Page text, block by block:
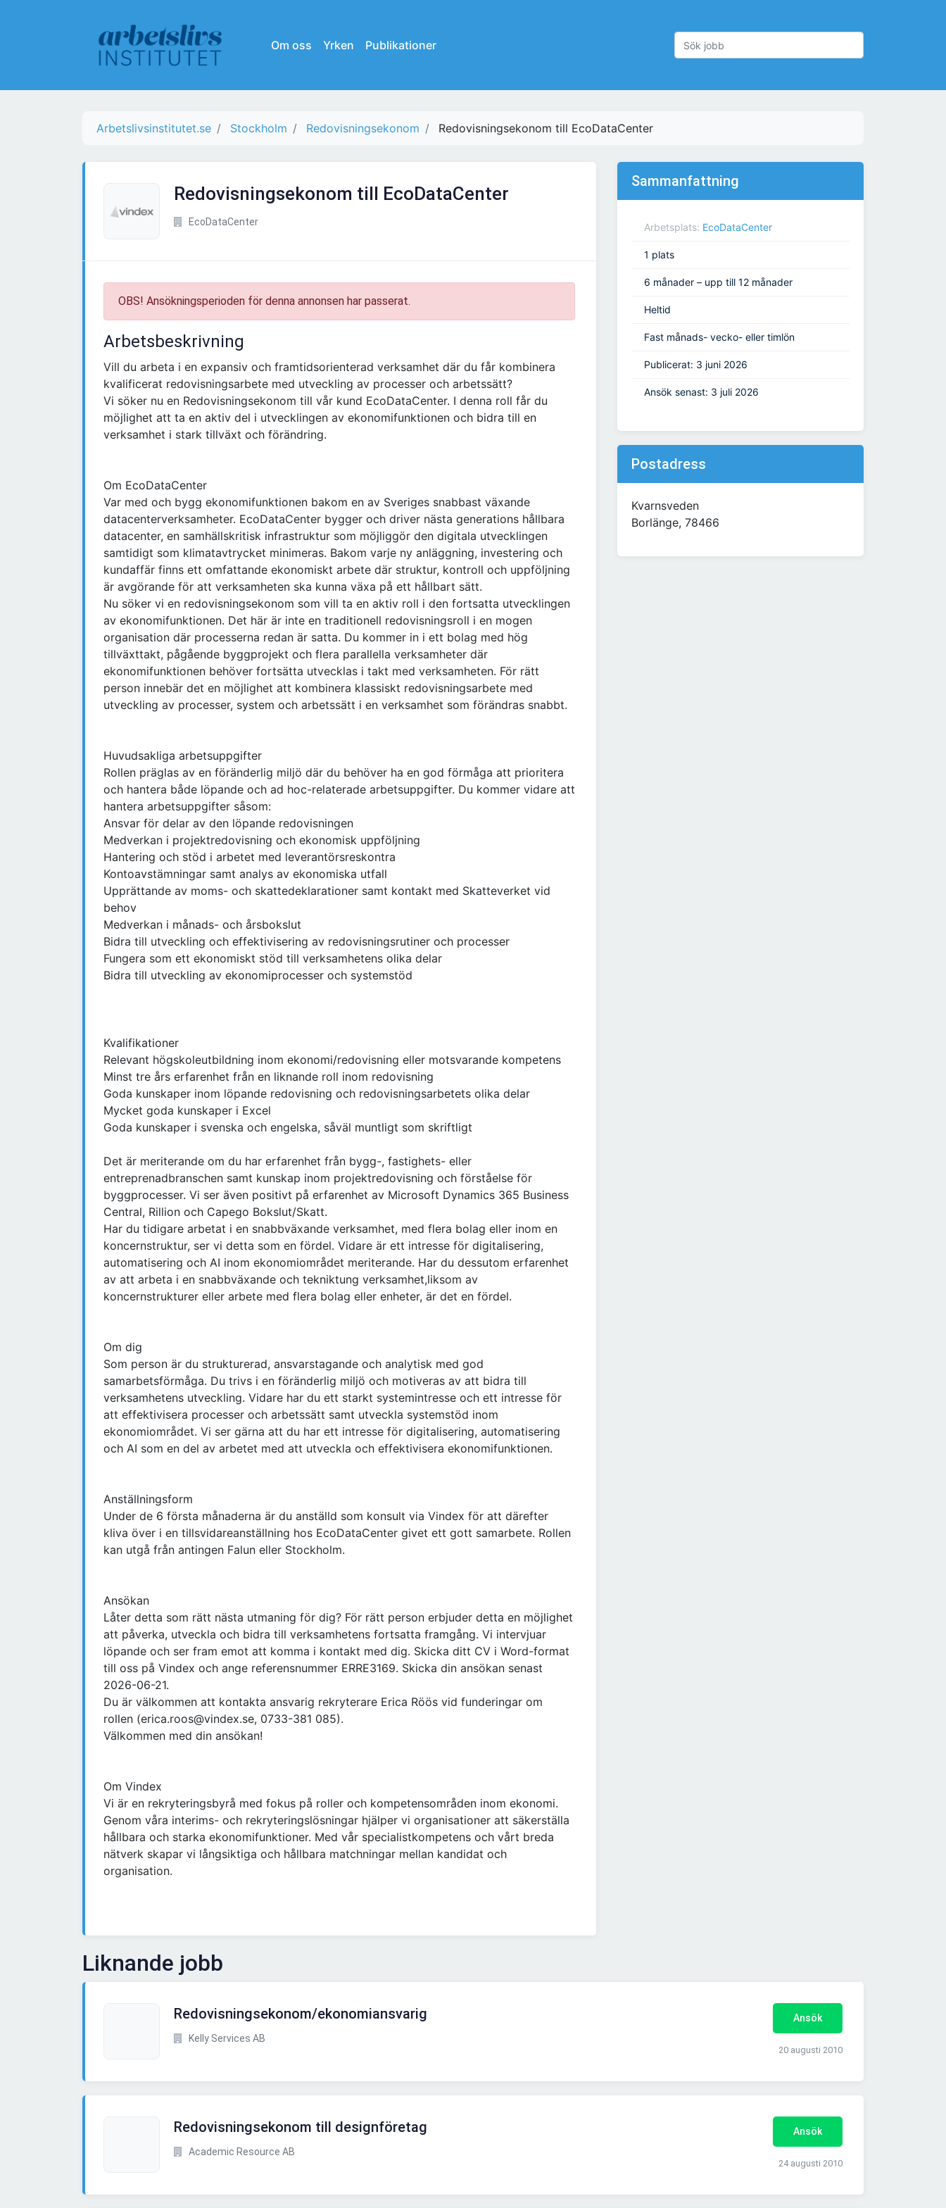
Om oss Yrken Publikationer
Arbetslivsinstitutet.se Stockholm Redovisningsekonom Redovisningsekonom till EcoDataCenter
Redovisningsekonom till EcoDataCenter
EcoDataCenter
OBS! Ansökningsperioden för denna annonsen har passerat.
Arbetsbeskrivning
Vill du arbeta i en expansiv och framtidsorienterad verksamhet där du får kombinera
kvalificerat redovisningsarbete med utveckling av processer och arbetssätt?
Vi söker nu en Redovisningsekonom till vår kund EcoDataCenter. I denna roll får du
möjlighet att ta en aktiv del i utvecklingen av ekonomifunktionen och bidra till en
verksamhet i stark tillväxt och förändring.
Om EcoDataCenter
Var med och bygg ekonomifunktionen bakom en av Sveriges snabbast växande
datacenterverksamheter. EcoDataCenter bygger och driver nästa generations hållbara
datacenter, en samhällskritisk infrastruktur som möjliggör den digitala utvecklingen
samtidigt som klimatavtrycket minimeras. Bakom varje ny anläggning, investering och
kundaffär finns ett omfattande ekonomiskt arbete där struktur, kontroll och uppföljning
är avgörande för att verksamheten ska kunna växa på ett hållbart sätt.
Nu söker vi en redovisningsekonom som vill ta en aktiv roll i den fortsatta utvecklingen
av ekonomifunktionen. Det här är inte en traditionell redovisningsroll i en mogen
organisation där processerna redan är satta. Du kommer in i ett bolag med hög
tillväxttakt, pågående byggprojekt och flera parallella verksamheter där
ekonomifunktionen behöver fortsätta utvecklas i takt med verksamheten. För rätt
person innebär det en möjlighet att kombinera klassiskt redovisningsarbete med
utveckling av processer, system och arbetssätt i en verksamhet som förändras snabbt.
Huvudsakliga arbetsuppgifter
Rollen präglas av en föränderlig miljö där du behöver ha en god förmåga att prioritera
och hantera både löpande och ad hoc-relaterade arbetsuppgifter. Du kommer vidare att
hantera arbetsuppgifter såsom:
Ansvar för delar av den löpande redovisningen
Medverkan i projektredovisning och ekonomisk uppföljning
Hantering och stöd i arbetet med leverantörsreskontra
Kontoavstämningar samt analys av ekonomiska utfall
Upprättande av moms- och skattedeklarationer samt kontakt med Skatteverket vid
behov
Medverkan i månads- och årsbokslut
Bidra till utveckling och effektivisering av redovisningsrutiner och processer
Fungera som ett ekonomiskt stöd till verksamhetens olika delar
Bidra till utveckling av ekonomiprocesser och systemstöd
Kvalifikationer
Relevant högskoleutbildning inom ekonomi/redovisning eller motsvarande kompetens
Minst tre års erfarenhet från en liknande roll inom redovisning
Goda kunskaper inom löpande redovisning och redovisningsarbetets olika delar
Mycket goda kunskaper i Excel
Goda kunskaper i svenska och engelska, såväl muntligt som skriftligt
Det är meriterande om du har erfarenhet från bygg-, fastighets- eller
entreprenadbranschen samt kunskap inom projektredovisning och förståelse för
byggprocesser. Vi ser även positivt på erfarenhet av Microsoft Dynamics 365 Business
Central, Rillion och Capego Bokslut/Skatt.
Har du tidigare arbetat i en snabbväxande verksamhet, med flera bolag eller inom en
koncernstruktur, ser vi detta som en fördel. Vidare är ett intresse för digitalisering,
automatisering och AI inom ekonomiområdet meriterande. Har du dessutom erfarenhet
av att arbeta i en snabbväxande och tekniktung verksamhet,liksom av
koncernstrukturer eller arbete med flera bolag eller enheter, är det en fördel.
Om dig
Som person är du strukturerad, ansvarstagande och analytisk med god
samarbetsförmåga. Du trivs i en föränderlig miljö och motiveras av att bidra till
verksamhetens utveckling. Vidare har du ett starkt systemintresse och ett intresse för
att effektivisera processer och arbetssätt samt utveckla systemstöd inom
ekonomiområdet. Vi ser gärna att du har ett intresse för digitalisering, automatisering
och AI som en del av arbetet med att utveckla och effektivisera ekonomifunktionen.
Anställningsform
Under de 6 första månaderna är du anställd som konsult via Vindex för att därefter
kliva över i en tillsvidareanställning hos EcoDataCenter givet ett gott samarbete. Rollen
kan utgå från antingen Falun eller Stockholm.
Ansökan
Låter detta som rätt nästa utmaning för dig? För rätt person erbjuder detta en möjlighet
att påverka, utveckla och bidra till verksamhetens fortsatta framgång. Vi intervjuar
löpande och ser fram emot att komma i kontakt med dig. Skicka ditt CV i Word-format
till oss på Vindex och ange referensnummer ERRE3169. Skicka din ansökan senast
2026-06-21.
Du är välkommen att kontakta ansvarig rekryterare Erica Röös vid funderingar om
rollen (erica.roos@vindex.se, 0733-381 085).
Välkommen med din ansökan!
Om Vindex
Vi är en rekryteringsbyrå med fokus på roller och kompetensområden inom ekonomi.
Genom våra interims- och rekryteringslösningar hjälper vi organisationer att säkerställa
hållbara och starka ekonomifunktioner. Med vår specialistkompetens och vårt breda
nätverk skapar vi långsiktiga och hållbara matchningar mellan kandidat och
organisation.
Sammanfattning
Arbetsplats: EcoDataCenter
1 plats
6 månader – upp till 12 månader
Heltid
Fast månads- vecko- eller timlön
Publicerat: 3 juni 2026
Ansök senast: 3 juli 2026
Postadress
Kvarnsveden
Borlänge, 78466
Liknande jobb
Redovisningsekonom/ekonomiansvarig
Kelly Services AB
Ansök
20 augusti 2010
Redovisningsekonom till designföretag
Academic Resource AB
Ansök
24 augusti 2010